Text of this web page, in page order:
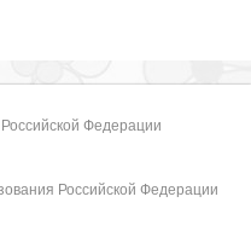
Федерации
Российской Федерации